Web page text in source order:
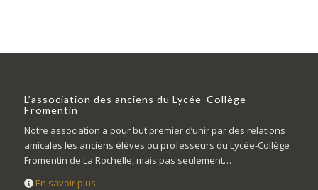
L’association des anciens du Lycée-Collège
Fromentin
Notre association a pour but premier d’unir par des relations
amicales les anciens élèves ou professeurs du Lycée-Collège
Fromentin de La Rochelle, mais pas seulement…
En savoir plus